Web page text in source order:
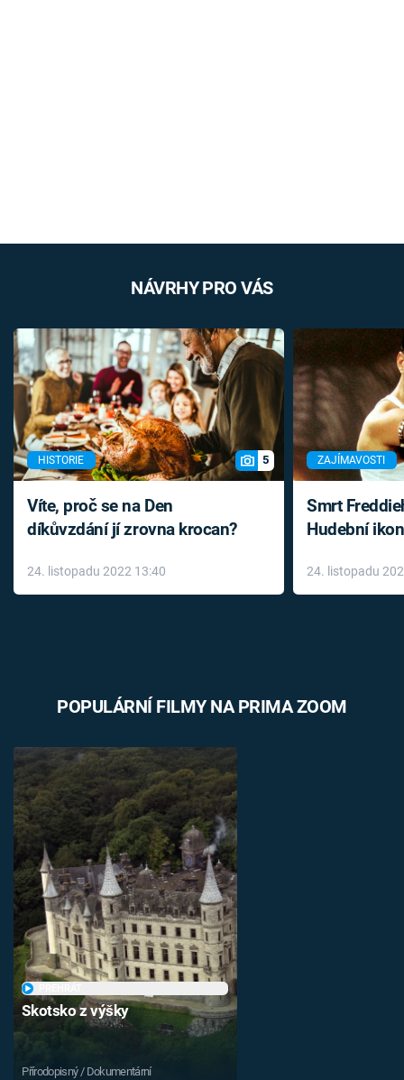
NÁVRHY PRO VÁS
HISTORIE 5
Víte, proč se na Den
díkůvzdání jí zrovna krocan?
24. listopadu 2022 13:40
ZAJÍMAVOSTI
Smrt
Hudební
léky
24. listopadu
POPULÁRNÍ FILMY NA PRIMA ZOOM
Skotsko z výšky
Přírodopisný / Dokumentární